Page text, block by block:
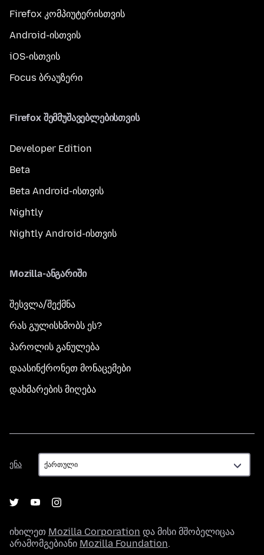
Firefox კომპიუტერისთვის
Android-ისთვის
iOS-ისთვის
Focus ბრაუზერი
Firefox შემმუშავებლებისთვის
Developer Edition
Beta
Beta Android-ისთვის
Nightly
Nightly Android-ისთვის
Mozilla-ანგარიში
შესვლა/შექმნა
რას გულისხმობს ეს?
პაროლის განულება
დაასინქრონეთ მონაცემები
დახმარების მიღება
ენა
ენა
იხილეთ Mozilla Corporation და მისი მშობელიცაა
არამომგებიანი Mozilla Foundation.